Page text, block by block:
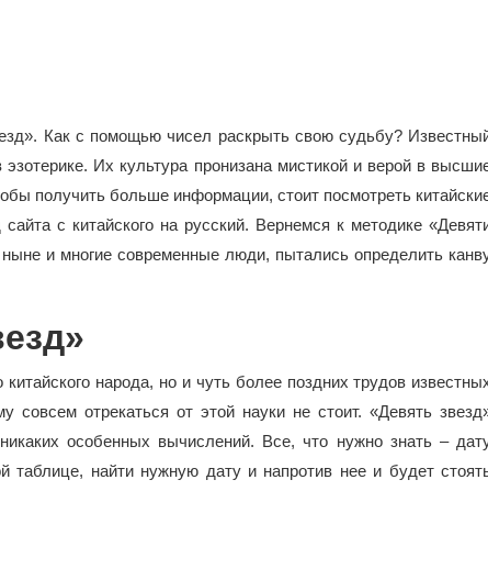
Как с помощью чисел раскрыть свою судьбу?
Их культура пронизана мистикой и верой в
получить больше информации, стоит посмотреть
с китайского на русский. Вернемся к методике
и многие современные люди, пытались определить
народа, но и чуть более поздних трудов
отрекаться от этой науки не стоит. «Девять
особенных вычислений. Все, что нужно знать –
таблице, найти нужную дату и напротив нее и будет